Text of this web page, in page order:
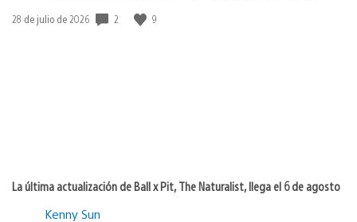
Fecha
28 de julio de 2026 2 9
La última actualización de Ball x Pit, The Naturalist, llega el 6 de agosto
Kenny Sun